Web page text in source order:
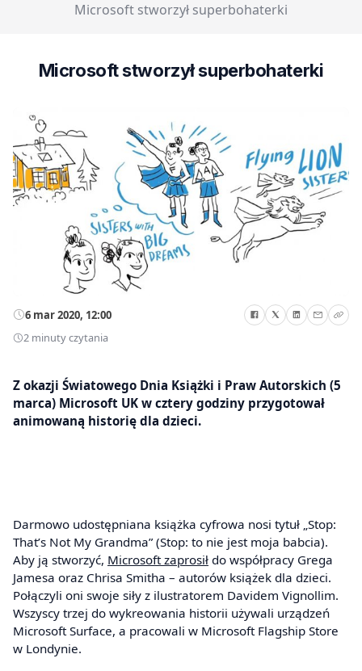
Microsoft stworzył superbohaterki
Microsoft stworzył superbohaterki
6 mar 2020, 12:00
2 minuty czytania
Z okazji Światowego Dnia Książki i Praw Autorskich (5
marca) Microsoft UK w cztery godziny przygotował
animowaną historię dla dzieci.
Darmowo udostępniana książka cyfrowa nosi tytuł „Stop:
That’s Not My Grandma” (Stop: to nie jest moja babcia).
Aby ją stworzyć, Microsoft zaprosił do współpracy Grega
Jamesa oraz Chrisa Smitha – autorów książek dla dzieci.
Połączyli oni swoje siły z ilustratorem Davidem Vignollim.
Wszyscy trzej do wykreowania historii używali urządzeń
Microsoft Surface, a pracowali w Microsoft Flagship Store
w Londynie.